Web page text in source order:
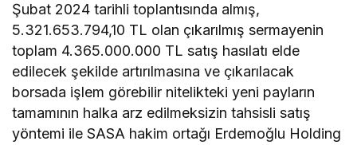
Şubat 2024 tarihli toplantısında almış,
5.321.653.794,10 TL olan çıkarılmış sermayenin
toplam 4.365.000.000 TL satış hasılatı elde
edilecek şekilde artırılmasına ve çıkarılacak
borsada işlem görebilir nitelikteki yeni payların
tamamının halka arz edilmeksizin tahsisli satış
yöntemi ile SASA hakim ortağı Erdemoğlu Holding